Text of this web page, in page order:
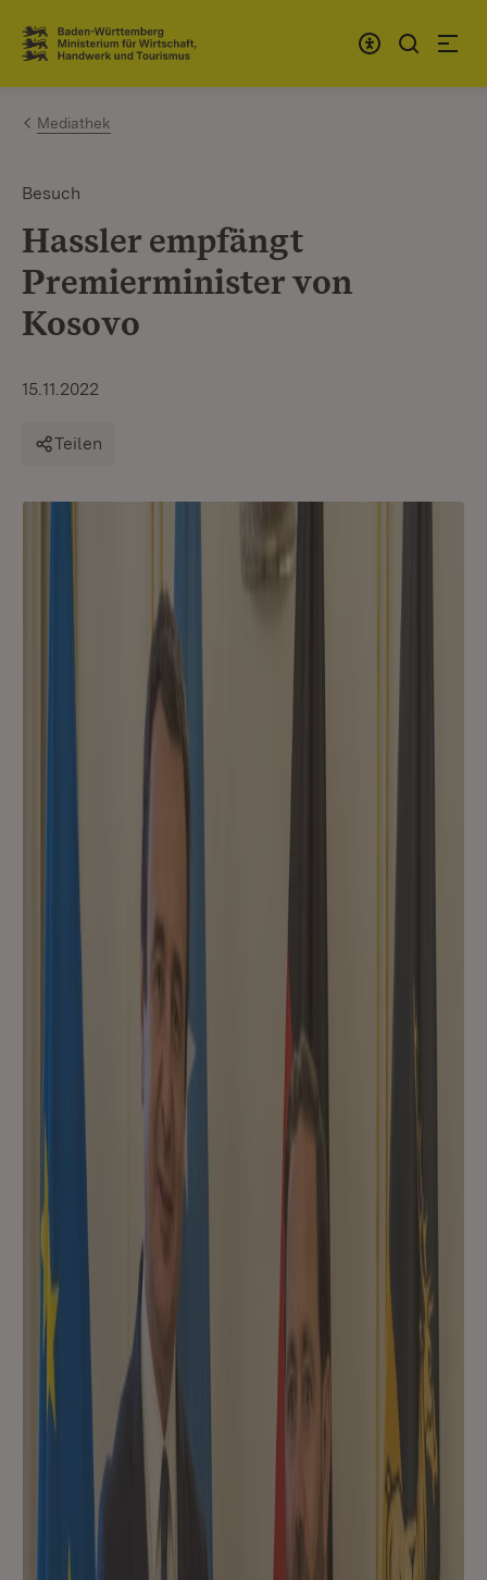
Zum Inhalt springen
Link zur Startseite
Mediathek
Besuch
Hassler empfängt
Premierminister von
Kosovo
15.11.2022
Teilen